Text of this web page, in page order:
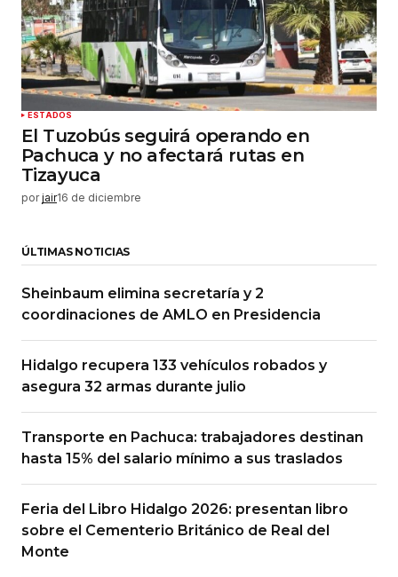
ESTADOS
El Tuzobús seguirá operando en
Pachuca y no afectará rutas en
Tizayuca
por jair16 de diciembre
ÚLTIMAS NOTICIAS
Sheinbaum elimina secretaría y 2
coordinaciones de AMLO en Presidencia
Hidalgo recupera 133 vehículos robados y
asegura 32 armas durante julio
Transporte en Pachuca: trabajadores destinan
hasta 15% del salario mínimo a sus traslados
Feria del Libro Hidalgo 2026: presentan libro
sobre el Cementerio Británico de Real del
Monte